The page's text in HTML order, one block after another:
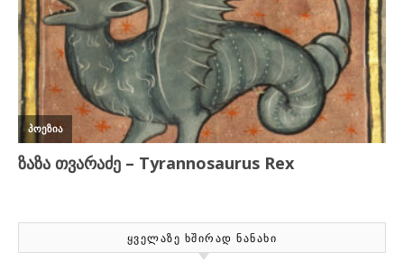
ᲧᲕᲔᲚᲐᲖᲔ ᲮᲨᲘᲠᲐᲓ ᲜᲐᲜᲐᲮᲘ